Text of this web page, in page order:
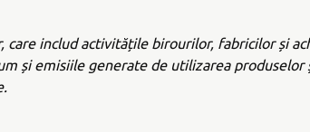
care includ activitățile birourilor, fabricilor și
și emisiile generate de utilizarea produselor